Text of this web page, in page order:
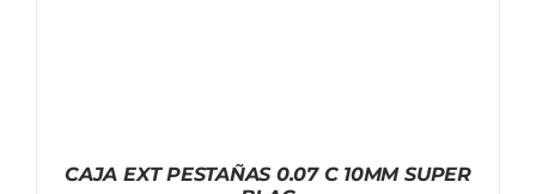
CAJA EXT PESTAÑAS 0.07 C 10MM SUPER